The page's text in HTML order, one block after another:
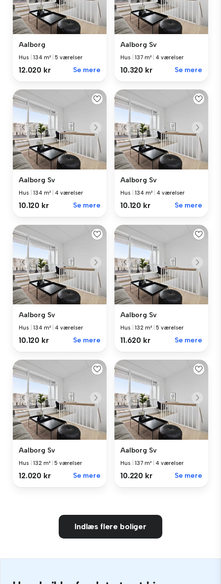
Aalborg
Hus |134 m² |5 værelser
12.020 kr Se mere
Aalborg Sv
Hus |137 m² 4 værelser
10.320 kr Se mere
Aalborg Sv
Hus |134 m² 4 værelser
10.120 kr Se mere
Aalborg Sv
Hus |134 m² 4 værelser
10.120 kr Se mere
Aalborg Sv
Hus |134 m² 4 værelser
10.120 kr Se mere
Aalborg Sv
Hus |132 m² |5 værelser
11.620 kr Se mere
Aalborg Sv
Hus |132 m² |5 værelser
12.020 kr Se mere
Aalborg Sv
Hus |137 m² 4 værelser
10.220 kr Se mere
Indlæs flere boliger